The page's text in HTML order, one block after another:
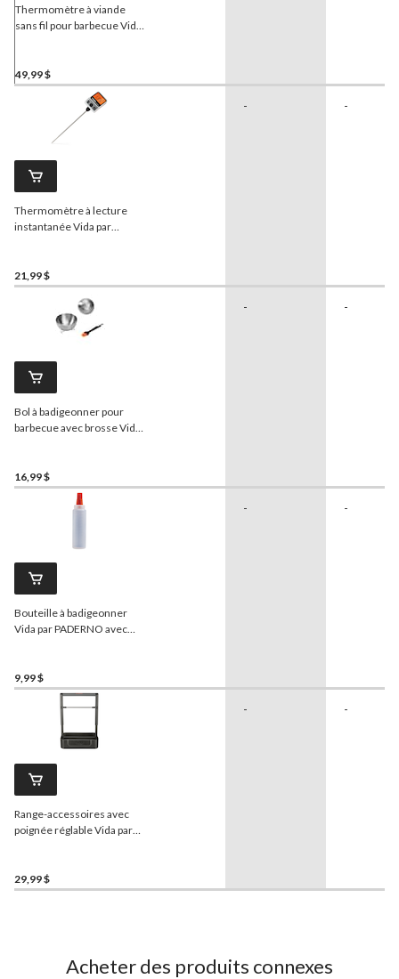
Thermomètre à viande
sans fil pour barbecue Vida
49,99 $
Thermomètre à lecture
instantanée Vida par
inoxydable
21,99 $
- -
Bol à badigeonner pour
barbecue avec brosse Vida
16,99 $
- -
Bouteille à badigeonner
Vida par PADERNO avec
9,99 $
- -
Range-accessoires avec
poignée réglable Vida par
29,99 $
- -
Acheter des produits connexes